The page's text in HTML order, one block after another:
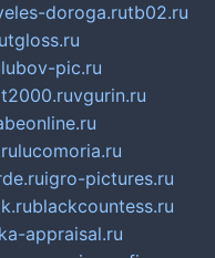
doroga.rutb02.ru
lubov-pic.ru
vgurin.ru
lucomoria.ru
igro-pictures.ru
blackcountess.ru
appraisal.ru